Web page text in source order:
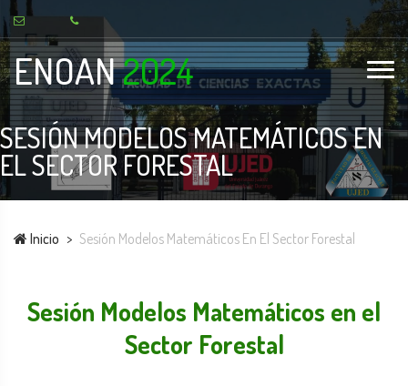
ENOAN2024
SESIÓN MODELOS MATEMÁTICOS EN
EL SECTOR FORESTAL
Inicio Sesión Modelos Matemáticos En El Sector Forestal
Sesión Modelos Matemáticos en el
Sector Forestal